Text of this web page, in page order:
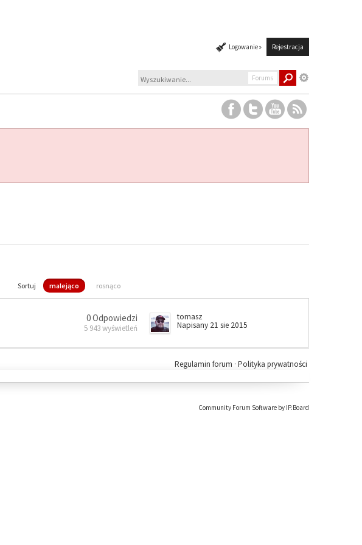
Logowanie » Rejestracja
Forums
Sortuj malejąco rosnąco
0 Odpowiedzi
5 943 wyświetleń
tomasz
Napisany 21 sie 2015
Polityka prywatności
Regulamin forum ·
Community Forum Software by IP.Board